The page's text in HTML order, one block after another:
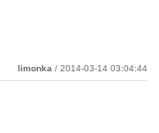
limonka / 2014-03-14 03:04:44